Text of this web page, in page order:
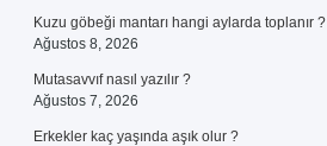
Kuzu göbeği mantarı hangi aylarda toplanır ?
Ağustos 8, 2026
Mutasavvıf nasıl yazılır ?
Ağustos 7, 2026
Erkekler kaç yaşında aşık olur ?